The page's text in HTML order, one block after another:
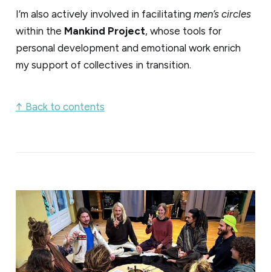
I’m also actively involved in facilitating men’s circles
within the Mankind Project, whose tools for
personal development and emotional work enrich
my support of collectives in transition.
↑ Back to contents